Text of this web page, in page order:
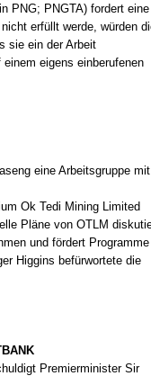
PNG; PNGTA) fordert eine
erfüllt werde, würden
sie ein der Arbeit
eigens einberufenen
eine Arbeitsgruppe mit
Ok Tedi Mining Limited
Pläne von OTLM
und fördert
Higgins befürwortete die
Premierminister Sir